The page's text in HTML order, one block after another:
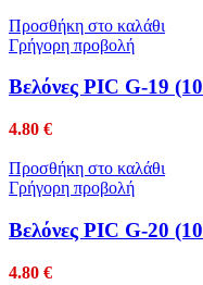
Προσθήκη στο καλάθι
Γρήγορη προβολή
Βελόνες PIC G-19
4.80 €
Προσθήκη στο καλάθι
Γρήγορη προβολή
Βελόνες PIC G-20
4.80 €